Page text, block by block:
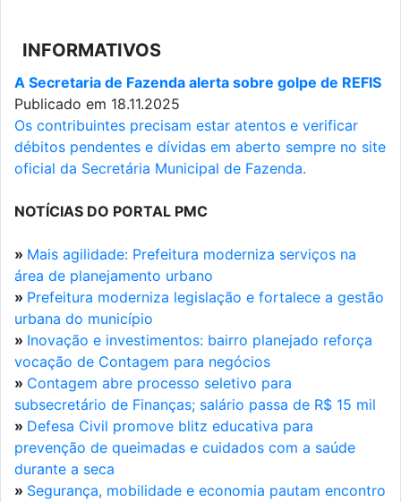
INFORMATIVOS
A Secretaria de Fazenda alerta sobre golpe de REFIS
Publicado em 18.11.2025
Os contribuintes precisam estar atentos e verificar
débitos pendentes e dívidas em aberto sempre no site
oficial da Secretária Municipal de Fazenda.
NOTÍCIAS DO PORTAL PMC
» Mais agilidade: Prefeitura moderniza serviços na
área de planejamento urbano
» Prefeitura moderniza legislação e fortalece a gestão
urbana do município
» Inovação e investimentos: bairro planejado reforça
vocação de Contagem para negócios
» Contagem abre processo seletivo para
subsecretário de Finanças; salário passa de R$ 15 mil
» Defesa Civil promove blitz educativa para
prevenção de queimadas e cuidados com a saúde
durante a seca
» Segurança, mobilidade e economia pautam encontro